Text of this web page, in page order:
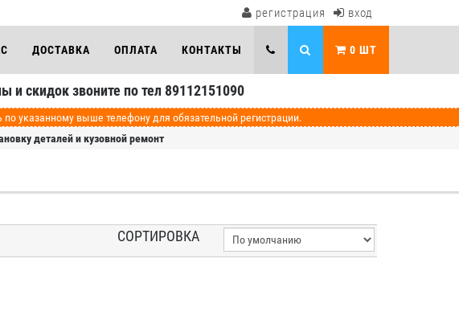
регистрация вход
ДОСТАВКА ОПЛАТА КОНТАКТЫ 0 ШТ
и скидок звоните по тел 89112151090
выше телефону для обязательной регистрации.
деталей и кузовной ремонт
СОРТИРОВКА